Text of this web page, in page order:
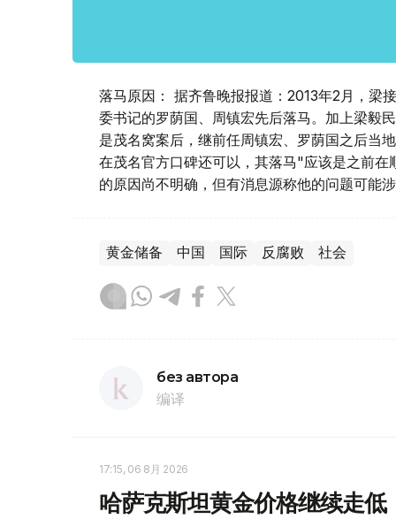
落马原因： 据齐鲁晚报报道：2013年2月，梁
委书记的罗荫国、周镇宏先后落马。加上梁毅
是茂名窝案后，继前任周镇宏、罗荫国之后当
在茂名官方口碑还可以，其落马"应该是之前
的原因尚不明确，但有消息源称他的问题可能涉
黄金储备 中国 国际 反腐败 社会
без автора
编译
17:15, 06 8月 2026
哈萨克斯坦黄金价格继续走低